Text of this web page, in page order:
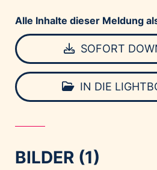
Alle Inhalte dieser Meldung
SOFORT
IN DIE
BILDER (1)